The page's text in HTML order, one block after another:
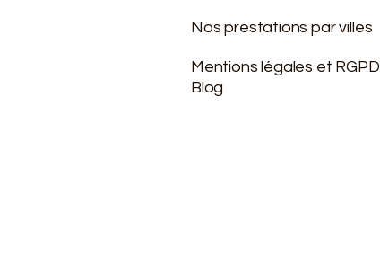
Nos prestations par villes
Mentions légales et RGPD
Blog